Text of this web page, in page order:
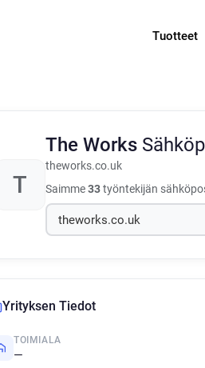
Tuotteet
T
The Works
theworks.co.uk
Saimme33työntekijän
Yrityksen Tiedot
TOIMIALA
—